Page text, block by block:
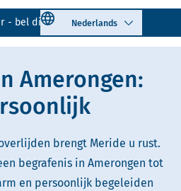
- bel direct! 0343 - 725 256
Select language
woorden
Amerongen:
brengt Meride u rust.
begrafenis in Amerongen tot
en persoonlijk begeleiden